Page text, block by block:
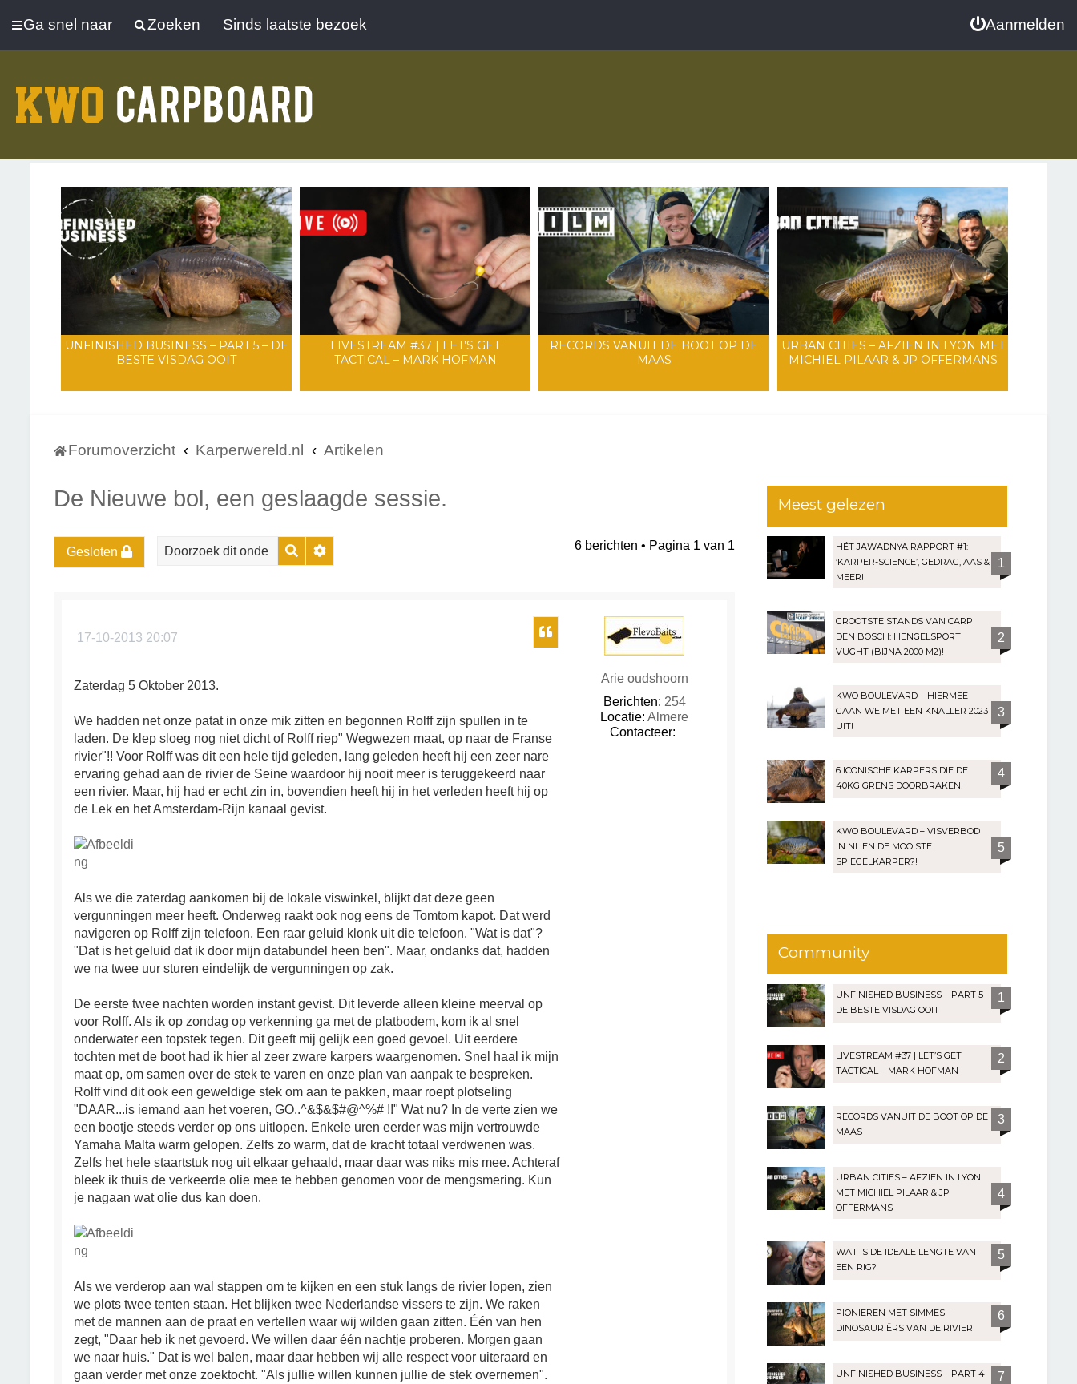
Ga snel naar Zoeken Sinds laatste bezoek Aanmelden
UNFINISHED BUSINESS – PART 5 – DE
BESTE VISDAG OOIT
LIVESTREAM #37 | LET’S GET
TACTICAL – MARK HOFMAN
RECORDS VANUIT DE BOOT OP DE
MAAS
URBAN CITIES – AFZIEN IN LYON MET
MICHIEL PILAAR & JP OFFERMANS
Forumoverzicht Karperwereld.nl Artikelen
De Nieuwe bol, een geslaagde sessie.
Gesloten ZoekUitgebreid zoeken 6 berichten • Pagina 1 van 1
Arie oudshoorn
Berichten: 254
Locatie: Almere
Contacteer:
Citeer
17-10-2013 20:07
Zaterdag 5 Oktober 2013.
We hadden net onze patat in onze mik zitten en begonnen Rolff zijn spullen in te
laden. De klep sloeg nog niet dicht of Rolff riep" Wegwezen maat, op naar de Franse
rivier"!! Voor Rolff was dit een hele tijd geleden, lang geleden heeft hij een zeer nare
ervaring gehad aan de rivier de Seine waardoor hij nooit meer is teruggekeerd naar
een rivier. Maar, hij had er echt zin in, bovendien heeft hij in het verleden heeft hij op
de Lek en het Amsterdam-Rijn kanaal gevist.
Als we die zaterdag aankomen bij de lokale viswinkel, blijkt dat deze geen
vergunningen meer heeft. Onderweg raakt ook nog eens de Tomtom kapot. Dat werd
navigeren op Rolff zijn telefoon. Een raar geluid klonk uit die telefoon. "Wat is dat"?
"Dat is het geluid dat ik door mijn databundel heen ben". Maar, ondanks dat, hadden
we na twee uur sturen eindelijk de vergunningen op zak.
De eerste twee nachten worden instant gevist. Dit leverde alleen kleine meerval op
voor Rolff. Als ik op zondag op verkenning ga met de platbodem, kom ik al snel
onderwater een topstek tegen. Dit geeft mij gelijk een goed gevoel. Uit eerdere
tochten met de boot had ik hier al zeer zware karpers waargenomen. Snel haal ik mijn
maat op, om samen over de stek te varen en onze plan van aanpak te bespreken.
Rolff vind dit ook een geweldige stek om aan te pakken, maar roept plotseling
"DAAR...is iemand aan het voeren, GO..^&$&$#@^%# !!" Wat nu? In de verte zien we
een bootje steeds verder op ons uitlopen. Enkele uren eerder was mijn vertrouwde
Yamaha Malta warm gelopen. Zelfs zo warm, dat de kracht totaal verdwenen was.
Zelfs het hele staartstuk nog uit elkaar gehaald, maar daar was niks mis mee. Achteraf
bleek ik thuis de verkeerde olie mee te hebben genomen voor de mengsmering. Kun
je nagaan wat olie dus kan doen.
Als we verderop aan wal stappen om te kijken en een stuk langs de rivier lopen, zien
we plots twee tenten staan. Het blijken twee Nederlandse vissers te zijn. We raken
met de mannen aan de praat en vertellen waar wij wilden gaan zitten. Één van hen
zegt, "Daar heb ik net gevoerd. We willen daar één nachtje proberen. Morgen gaan
we naar huis." Dat is wel balen, maar daar hebben wij alle respect voor uiteraard en
gaan verder met onze zoektocht. "Als jullie willen kunnen jullie de stek overnemen".
Meest gelezen
HÉT JAWADNYA RAPPORT #1:
‘KARPER-SCIENCE’, GEDRAG, AAS &
MEER!
1
GROOTSTE STANDS VAN CARP
DEN BOSCH: HENGELSPORT
VUGHT (BIJNA 2000 M2)!
2
KWO BOULEVARD – HIERMEE
GAAN WE MET EEN KNALLER 2023
UIT!
3
6 ICONISCHE KARPERS DIE DE
40KG GRENS DOORBRAKEN!
4
KWO BOULEVARD – VISVERBOD
IN NL EN DE MOOISTE
SPIEGELKARPER?!
5
Community
UNFINISHED BUSINESS – PART 5 –
DE BESTE VISDAG OOIT
1
LIVESTREAM #37 | LET’S GET
TACTICAL – MARK HOFMAN
2
RECORDS VANUIT DE BOOT OP DE
MAAS
3
URBAN CITIES – AFZIEN IN LYON
MET MICHIEL PILAAR & JP
OFFERMANS
4
WAT IS DE IDEALE LENGTE VAN
EEN RIG?
5
PIONIEREN MET SIMMES –
DINOSAURIËRS VAN DE RIVIER
6
UNFINISHED BUSINESS – PART 4
7